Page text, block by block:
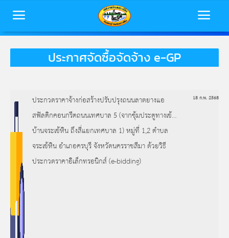
หน้าหลัก
บุคลากร
ข่าวสารเทศบาล
การประเมินคุณธรรมและความโปร่งใส
ติดต่อเทศบาล
ประกาศจัดซื้อจัดจ้าง e-GP
ประกวดราคาจ้างก่อสร้างปรับปรุงถนนลาดยางแอ
สฟัลติกคอนกรีตถนนเทศบาล 5 (จากซุ้มประตูทางเข้า
บ้านจระเข้หิน ถึงสี่แยกเทศบาล 1) หมู่ที่ 1,2 ตำบล
จระเข้หิน อำเภอครบุรี จังหวัดนครราชสีมา ด้วยวิธี
ประกวดราคาอิเล็กทรอนิกส์ (e-bidding)
18 ก.พ. 2568